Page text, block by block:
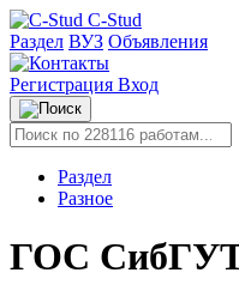
C-Stud
Раздел ВУЗ Объявления
Регистрация Вход
Раздел
Разное
ГОС